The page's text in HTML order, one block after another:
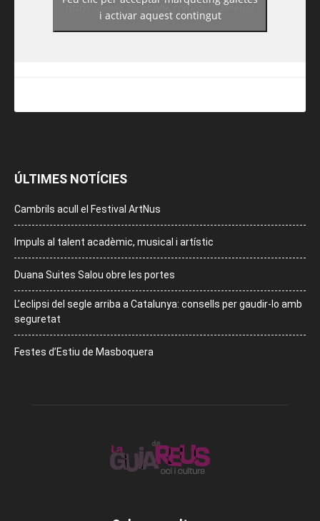
https://www.facebook.com/guiadereus/
i activar aquest contingut
ÚLTIMES NOTÍCIES
Cambrils acull el Festival ArtNus
Impuls al talent acadèmic, musical i artístic
Duana Suites Salou obre les portes
L’eclipsi del segle arriba a Catalunya: consells per gaudir-lo amb
seguretat
Festes d’Estiu de Masboquera